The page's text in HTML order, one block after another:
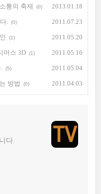
통의 축제 (0) 2013.01.18
. (0) 2011.07.23
(1) 2011.05.20
머스 3D (1) 2011.05.16
(5) 2011.05.04
방법 (0) 2011.04.03
다.